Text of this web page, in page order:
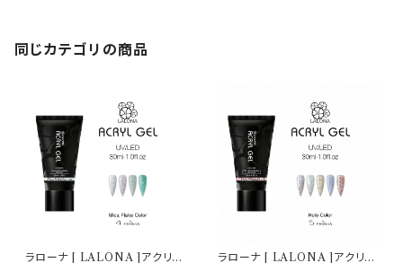
同じカテゴリの商品
ラローナ [ LALONA ]アクリル ラローナ [ LALONA ]アクリル